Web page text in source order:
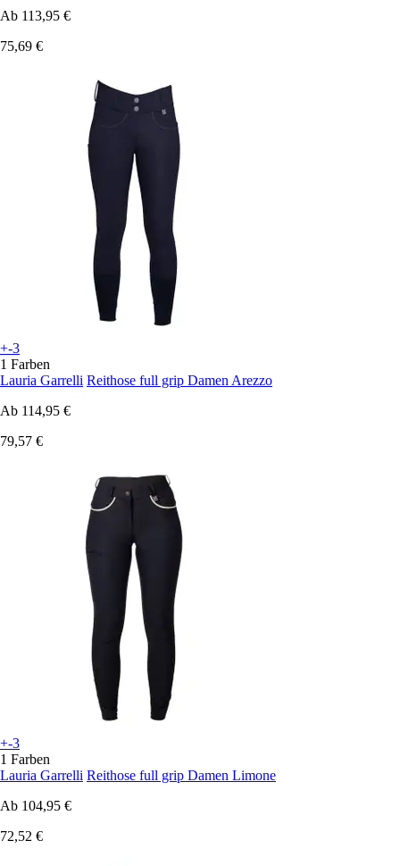
Ab 113,95 €
75,69 €
+-3
1 Farben
Lauria Garrelli Reithose full grip Damen Arezzo
Ab 114,95 €
79,57 €
+-3
1 Farben
Lauria Garrelli Reithose full grip Damen Limone
Ab 104,95 €
72,52 €